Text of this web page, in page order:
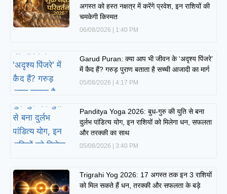
अगस्त को हस्त नक्षत्र में करेंगे प्रवेश, इन राशियों की
चमकेगी किस्मत
06/08/2026 1:40 PM
Garud Puran: क्या आप भी जीवन के ‘अदृश्य पिंजरे’
में कैद हैं? गरुड़ पुराण बताता है सच्ची आजादी का मार्ग
05/08/2026 4:17 PM
Panditya Yoga 2026: बुध-गुरु की युति से बना
दुर्लभ पांडित्य योग, इन राशियों को मिलेगा धन, सफलता
और तरक्की का साथ
05/08/2026 3:40 PM
Trigrahi Yog 2026: 17 अगस्त तक इन 3 राशियों
को मिल सकते हैं धन, तरक्की और सफलता के बड़े